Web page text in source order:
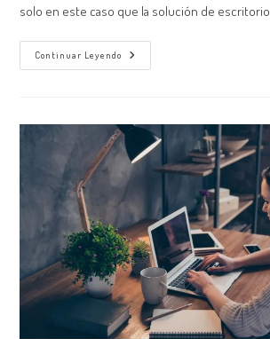
solo en este caso que la solución de escritorio…
Continuar Leyendo
Escritorio
Virtual
Son
Sus
Diferencias
Para
Que
Sirven
Las
Conexiones
Remotas